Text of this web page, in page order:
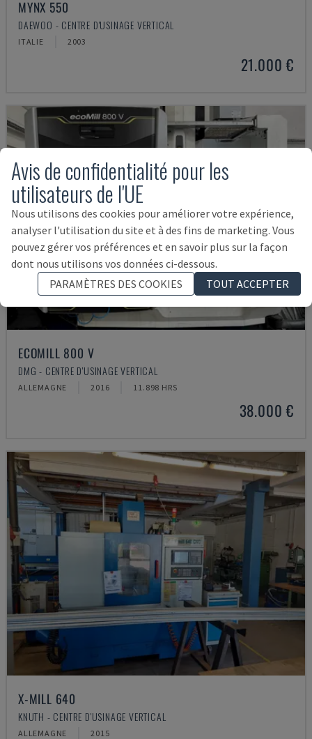
MYNX 550
DAEWOO - CENTRE D'USINAGE VERTICAL
ITALIE 2003
21.000 €
ECOMILL 800 V
DMG - CENTRE D'USINAGE VERTICAL
ALLEMAGNE 2016 11.898 HRS
38.000 €
X-MILL 640
KNUTH - CENTRE D'USINAGE VERTICAL
ALLEMAGNE 2015
Avis de confidentialité pour les
utilisateurs de l'UE
Nous utilisons des cookies pour améliorer votre expérience,
analyser l'utilisation du site et à des fins de marketing. Vous
pouvez gérer vos préférences et en savoir plus sur la façon
dont nous utilisons vos données ci-dessous.
PARAMÈTRES DES COOKIES
TOUT ACCEPTER